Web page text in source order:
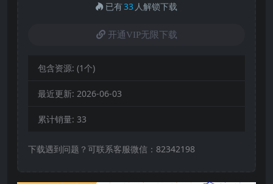
已有33 人解锁下载
开通VIP无限下载
包含资源: (1个)
最近更新: 2026-06-03
累计销量: 33
下载遇到问题？可联系客服微信：82342198